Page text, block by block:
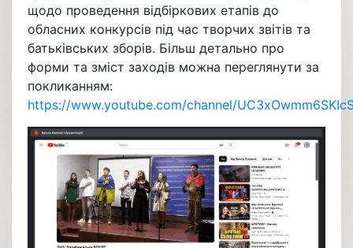
щодо проведення відбіркових етапів до
обласних конкурсів під час творчих звітів та
батьківських зборів. Більш детально про
форми та зміст заходів можна переглянути за
покликанням:
https://www.youtube.com/channel/